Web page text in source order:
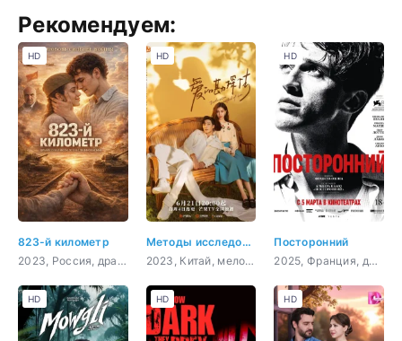
Рекомендуем:
823-й километр
2023, Россия, драма, военный, история
HD
Методы исследования любви
2023, Китай, мелодрама, комедия, детектив
HD
Посторонний
2025, Франция, драма, криминал
HD
HD HD HD